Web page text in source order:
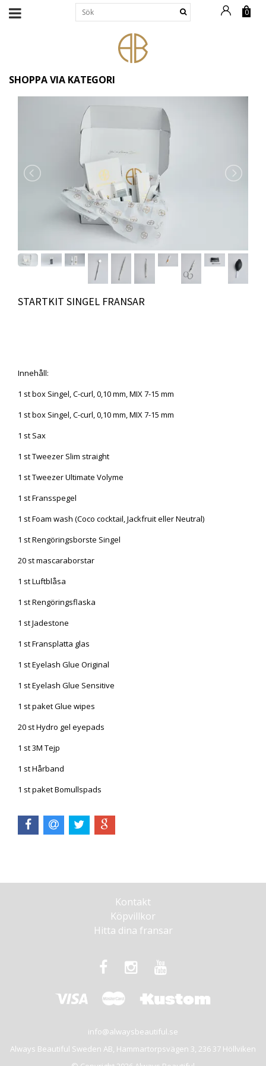
0
SHOPPA VIA KATEGORI
STARTKIT SINGEL FRANSAR
Innehåll:
1 st box Singel, C-curl, 0,10 mm, MIX 7-15 mm
1 st box Singel, C-curl, 0,10 mm, MIX 7-15 mm
1 st Sax
1 st Tweezer Slim straight
1 st Tweezer Ultimate Volyme
1 st Fransspegel
1 st Foam wash (Coco cocktail, Jackfruit eller Neutral)
1 st Rengöringsborste Singel
20 st mascaraborstar
1 st Luftblåsa
1 st Rengöringsflaska
1 st Jadestone
1 st Fransplatta glas
1 st Eyelash Glue Original
1 st Eyelash Glue Sensitive
1 st paket Glue wipes
20 st Hydro gel eyepads
1 st 3M Tejp
1 st Hårband
1 st paket Bomullspads
Kontakt
Köpvillkor
Hitta dina fransar
info@alwaysbeautiful.se
Always Beautiful Sweden AB, Hammartorpsvägen 3, 236 37 Höllviken